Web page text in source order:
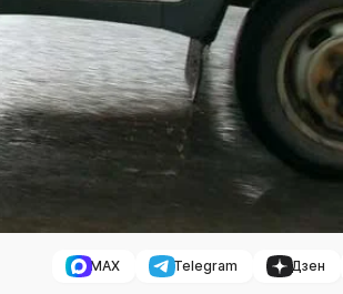
MAX Telegram Дзен